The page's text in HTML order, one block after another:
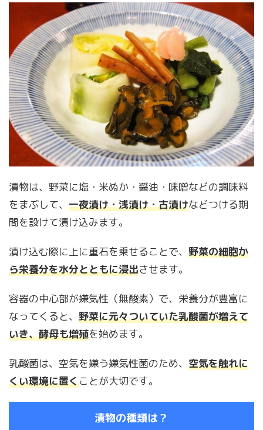
漬物は、野菜に塩・米ぬか・醤油・味噌などの調味料
をまぶして、 一夜漬け・浅漬け・古漬けなどつける期
間を設けて漬け込みます。
漬け込む際に上に重石を乗せることで、 野菜の細胞か
ら栄養分を水分とともに浸出させます。
容器の中心部が嫌気性（無酸素）で、栄養分が豊富に
なってくると、 野菜に元々ついていた乳酸菌が増えて
いき、酵母も増殖を始めます。
乳酸菌は、空気を嫌う嫌気性菌のため、 空気を触れに
くい環境に置くことが大切です。
漬物の種類は？